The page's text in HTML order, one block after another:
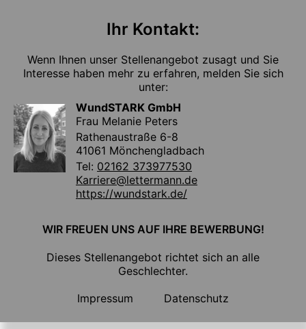
Ihr Kontakt:
Wenn Ihnen unser Stellenangebot zusagt und Sie
Interesse haben mehr zu erfahren, melden Sie sich
unter:
WundSTARK GmbH
Frau Melanie Peters
Rathenaustraße 6-8
41061 Mönchengladbach
Tel: 02162 373977530
Karriere@lettermann.de
https://wundstark.de/
WIR FREUEN UNS AUF IHRE BEWERBUNG!
Dieses Stellenangebot richtet sich an alle
Geschlechter.
Impressum
Datenschutz